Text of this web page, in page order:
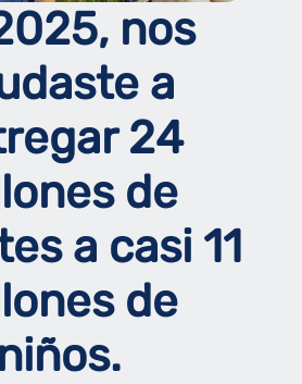
nos
a
24
de
a casi 11
de
niños.